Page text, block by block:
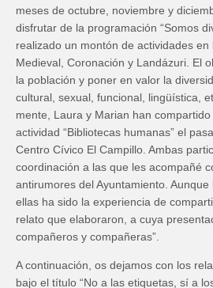
meses de octubre, noviembre y
disfrutar de la programación “Somos
realizado un montón de actividades
Medieval, Coronación y Landázuri. El
la población y poner en valor la
cultural, sexual, funcional, lingüística,
mente, Laura y Marian han
actividad “Bibliotecas humanas” el
Centro Cívico El Campillo. Ambas
coordinación a las que les acompañé
antirumores del Ayuntamiento.
ellas ha sido la experiencia de
relato que elaboraron, a cuya
compañeros y compañeras”.
A continuación, os dejamos con los
bajo el título “No a las etiquetas, sí a